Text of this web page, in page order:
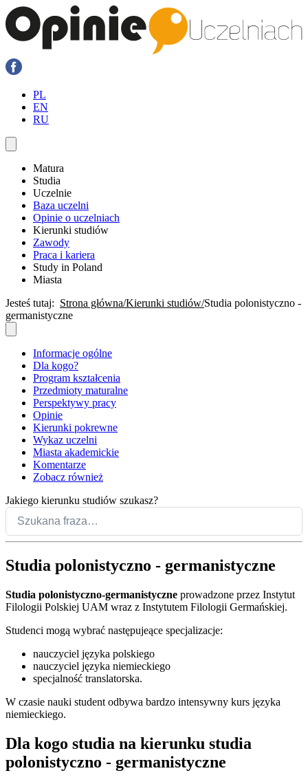
PL
EN
RU
Matura
Studia
Uczelnie
Baza uczelni
Opinie o uczelniach
Kierunki studiów
Zawody
Praca i kariera
Study in Poland
Miasta
Jesteś tutaj: Strona główna Kierunki studiów Studia polonistyczno -
germanistyczne
Informacje ogólne
Dla kogo?
Program kształcenia
Przedmioty maturalne
Perspektywy pracy
Opinie
Kierunki pokrewne
Wykaz uczelni
Miasta akademickie
Komentarze
Zobacz również
Jakiego kierunku studiów szukasz?
Studia polonistyczno - germanistyczne
Studia po­lonistycz­no-ger­ma­nistycz­ne prowadzone przez Instytut
Filologii Polskiej UAM wraz z Instytutem Filologii Germańskiej.
Studenci mogą wybrać następujeące specjalizacje:
nauczyciel języka polskiego
nauczyciel języka niemieckiego
specjalność translatorska.
W czasie nauki student odbywa bardzo intensywny kurs języka
niemieckiego.
Dla kogo studia na kierunku studia
polonistyczno - germanistyczne